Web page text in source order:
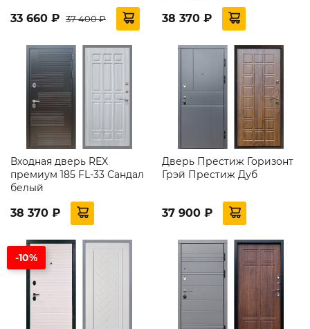
33 660 ₽ 37 400 ₽ 38 370 ₽
Входная дверь REX
премиум 185 FL-33 Сандал
белый
38 370 ₽
Дверь Престиж Горизонт
Грэй Престиж Дуб
37 900 ₽
-10%